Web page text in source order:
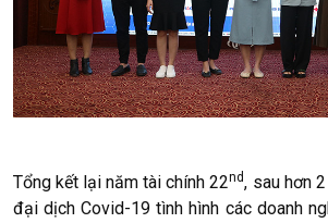
Tổng kết lại năm tài chính 22nd, sau hơn
đại dịch Covid-19 tình hình các doanh